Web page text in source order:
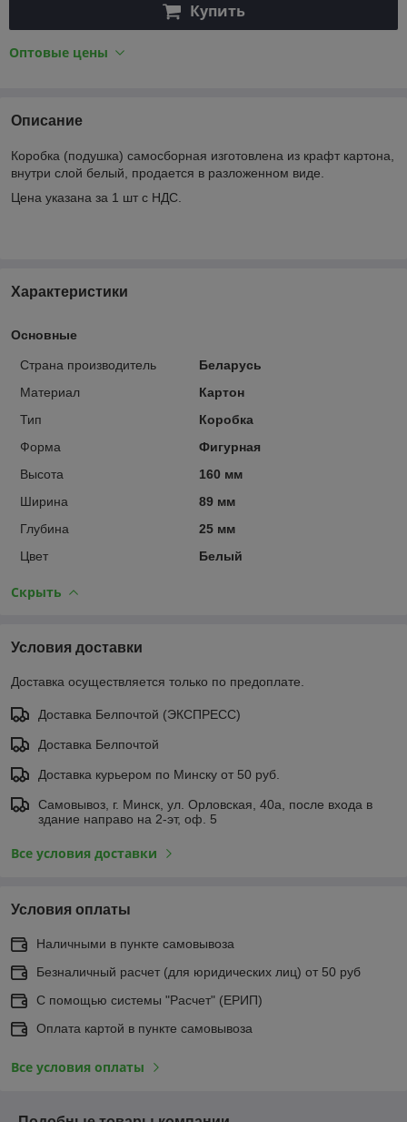
Купить
Оптовые цены
Описание
Коробка (подушка) самосборная изготовлена из крафт картона,
внутри слой белый, продается в разложенном виде.
Цена указана за 1 шт с НДС.
Характеристики
Основные
Страна производитель
Беларусь
Материал
Картон
Тип
Коробка
Форма
Фигурная
Высота
160 мм
Ширина
89 мм
Глубина
25 мм
Цвет
Белый
Скрыть
Условия доставки
Доставка осуществляется только по предоплате.
Доставка Белпочтой (ЭКСПРЕСС)
Доставка Белпочтой
Доставка курьером по Минску от 50 руб.
Самовывоз, г. Минск, ул. Орловская, 40а, после входа в
здание направо на 2-эт, оф. 5
Все условия доставки
Условия оплаты
Наличными в пункте самовывоза
Безналичный расчет (для юридических лиц) от 50 руб
С помощью системы "Расчет" (ЕРИП)
Оплата картой в пункте самовывоза
Все условия оплаты